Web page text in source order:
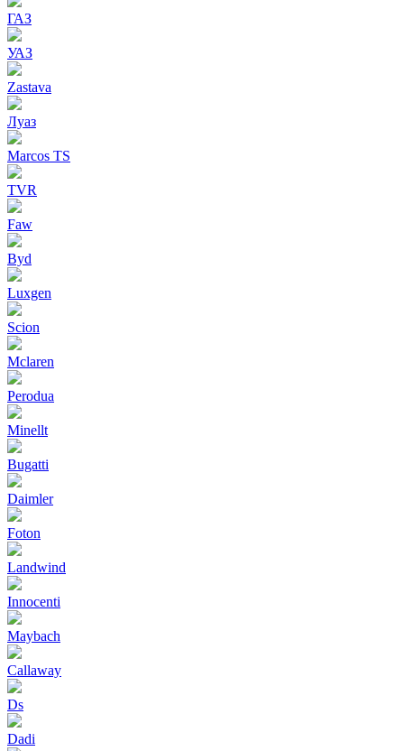
ГАЗ
УАЗ
Zastava
Луаз
Marcos TS
TVR
Faw
Byd
Luxgen
Scion
Mclaren
Perodua
Minellt
Bugatti
Daimler
Foton
Landwind
Innocenti
Maybach
Callaway
Ds
Dadi